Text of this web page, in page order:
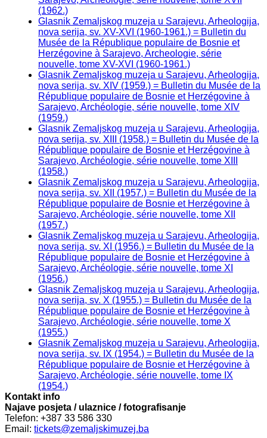
(1962.)
Glasnik Zemaljskog muzeja u Sarajevu, Arheologija,
nova serija, sv. XV-XVI (1960-1961.) = Bulletin du
Musée de la République populaire de Bosnie et
Herzégovine à Sarajevo, Archeologie, série
nouvelle, tome XV-XVI (1960-1961.)
Glasnik Zemaljskog muzeja u Sarajevu, Arheologija,
nova serija, sv. XIV (1959.) = Bulletin du Musée de la
République populaire de Bosnie et Herzégovine à
Sarajevo, Archéologie, série nouvelle, tome XIV
(1959.)
Glasnik Zemaljskog muzeja u Sarajevu, Arheologija,
nova serija, sv. XIII (1958.) = Bulletin du Musée de la
République populaire de Bosnie et Herzégovine à
Sarajevo, Archéologie, série nouvelle, tome XIII
(1958.)
Glasnik Zemaljskog muzeja u Sarajevu, Arheologija,
nova serija, sv. XII (1957.) = Bulletin du Musée de la
République populaire de Bosnie et Herzégovine à
Sarajevo, Archéologie, série nouvelle, tome XII
(1957.)
Glasnik Zemaljskog muzeja u Sarajevu, Arheologija,
nova serija, sv. XI (1956.) = Bulletin du Musée de la
République populaire de Bosnie et Herzégovine à
Sarajevo, Archéologie, série nouvelle, tome XI
(1956.)
Glasnik Zemaljskog muzeja u Sarajevu, Arheologija,
nova serija, sv. X (1955.) = Bulletin du Musée de la
République populaire de Bosnie et Herzégovine à
Sarajevo, Archéologie, série nouvelle, tome X
(1955.)
Glasnik Zemaljskog muzeja u Sarajevu, Arheologija,
nova serija, sv. IX (1954.) = Bulletin du Musée de la
République populaire de Bosnie et Herzégovine à
Sarajevo, Archéologie, série nouvelle, tome IX
(1954.)
Kontakt info
Najave posjeta / ulaznice / fotografisanje
Telefon: +387 33 586 330
Email: tickets@zemaljskimuzej.ba